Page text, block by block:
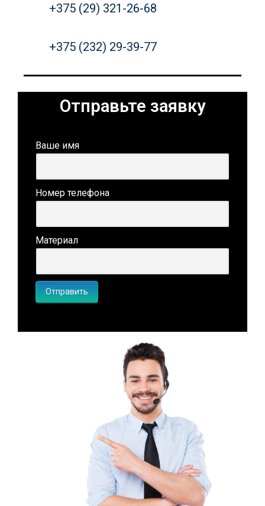
+375 (29) 321-26-68
+375 (232) 29-39-77
Отправьте заявку
Ваше имя
Номер телефона
Материал